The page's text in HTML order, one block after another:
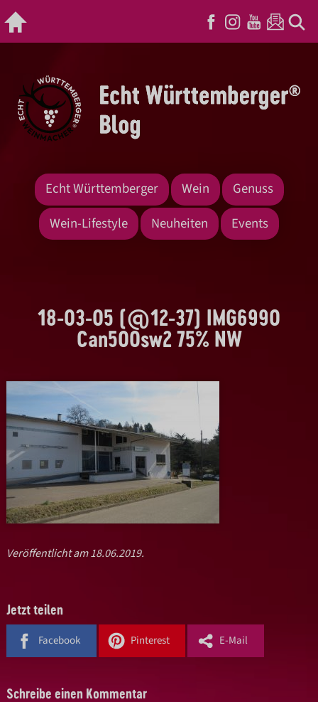
Echt Württemberger Wein
Genuss
Wein-Lifestyle
Neuheiten Events
18-03-05 (@12-37) IMG6990
Can500sw2 75% NW
Veröffentlicht am 18.06.2019.
Jetzt teilen
Facebook Pinterest E-Mail
Schreibe einen Kommentar